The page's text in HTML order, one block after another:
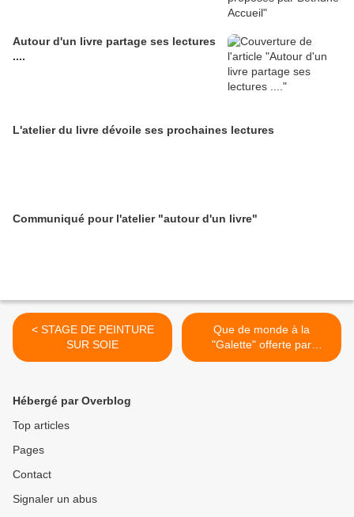
Autour d'un livre partage ses lectures
....
L'atelier du livre dévoile ses prochaines lectures
Communiqué pour l'atelier "autour d'un livre"
< STAGE DE PEINTURE
SUR SOIE
Que de monde à la
"Galette" offerte par
l'Accueil ! >
Hébergé par Overblog
Top articles
Pages
Contact
Signaler un abus